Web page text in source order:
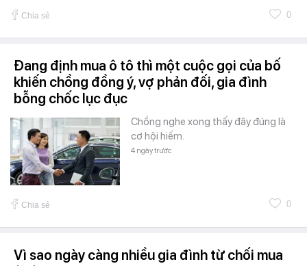
Chia sẻ 0
Đang định mua ô tô thì một cuộc gọi của bố
khiến chồng đồng ý, vợ phản đối, gia đình
bỗng chốc lục đục
Chồng nghe xong thấy đây đúng là
cơ hội hiếm.
4 ngày trước
Chia sẻ 0
Vì sao ngày càng nhiều gia đình từ chối mua